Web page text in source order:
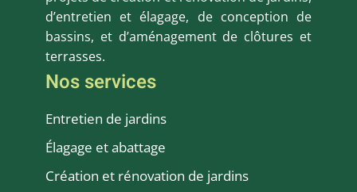
d’entretien et élagage, de conception de
bassins, et d’aménagement de clôtures et
terrasses.
Nos services
Entretien de jardins
Élagage et abattage
Création et rénovation de jardins